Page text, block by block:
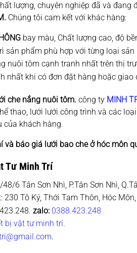
lượng, chuyên nghiệp đã và
Chúng tôi cam kết với khác hàng:
bay màu, Chất lượng cao, độ
sản phẩm phù hợp với từng loại sản
nuôi tôm cạnh tranh nhất trên thị
nhất khi có đơn đặt hàng hoặc
che nắng nuôi tôm. công ty MINH
thao, lưới lưới công trình và các
của khách hàng.
và báo giá lưới bao che ở hóc môn
Tư Minh Trí
48/6 Tân Sơn Nhì, P.Tân Sơn Nhì,
230 Tô Ký, Thới Tam Thôn, Hóc Môn,
zalo: 0388.423.248
bị vật tư minh trí.
.